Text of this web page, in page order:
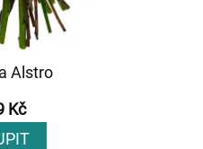
Alstro
Kč